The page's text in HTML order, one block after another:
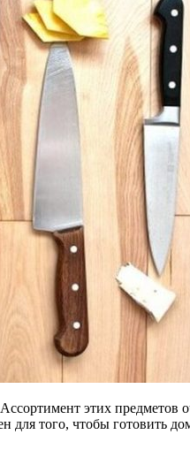
этих
для того, чтобы готовить